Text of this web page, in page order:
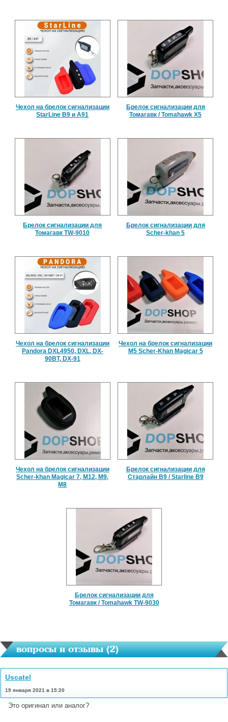
Чехол на брелок сигнализации
StarLine B9 и A91
Брелок сигнализации для
Томагавк / Tomahawk X5
Брелок сигнализации для
Томагавк TW-9010
Брелок сигнализации для
Scher-khan 5
Чехол на брелок сигнализации
Pandora DXL4950, DXL, DX-
90BT, DX-91
Чехол на брелок сигнализации
M5 Scher-Khan Magicar 5
Чехол на брелок сигнализации
Scher-khan Magicar 7, M12, M9,
M8
Брелок сигнализации для
Старлайн B9 / Starline В9
Брелок сигнализации для
Томагавк / Tomahawk TW-9030
вопросы и отзывы (2)
Uscatel
19 января 2021 в 15:20
Это оригинал или аналог?